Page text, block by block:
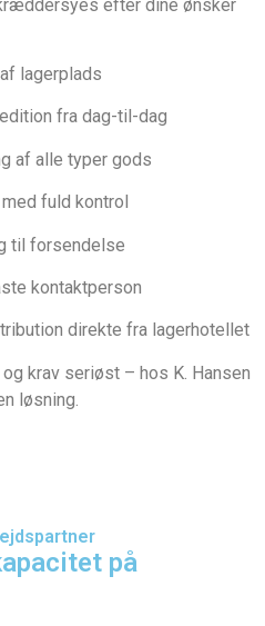
efter dine ønsker
lagerplads
fra dag-til-dag
af alle typer gods
fuld kontrol
til forsendelse
kontaktperson
direkte fra lagerhotellet
krav seriøst – hos K. Hansen
løsning.
på